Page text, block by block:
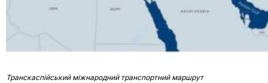
Транскаспійський міжнародний транспортний маршрут